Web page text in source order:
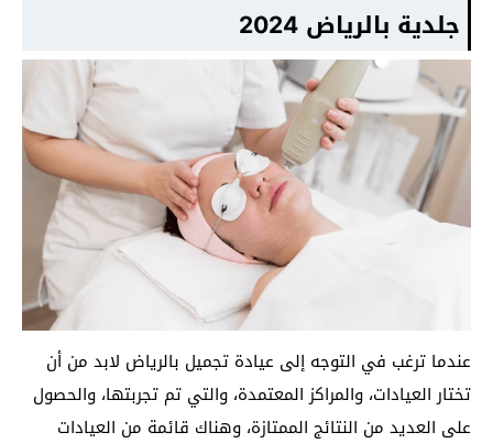
جلدية بالرياض 2024
عندما ترغب في التوجه إلى عيادة تجميل بالرياض لابد من أن
تختار العيادات، والمراكز المعتمدة، والتي تم تجربتها، والحصول
على العديد من النتائج الممتازة، وهناك قائمة من العيادات